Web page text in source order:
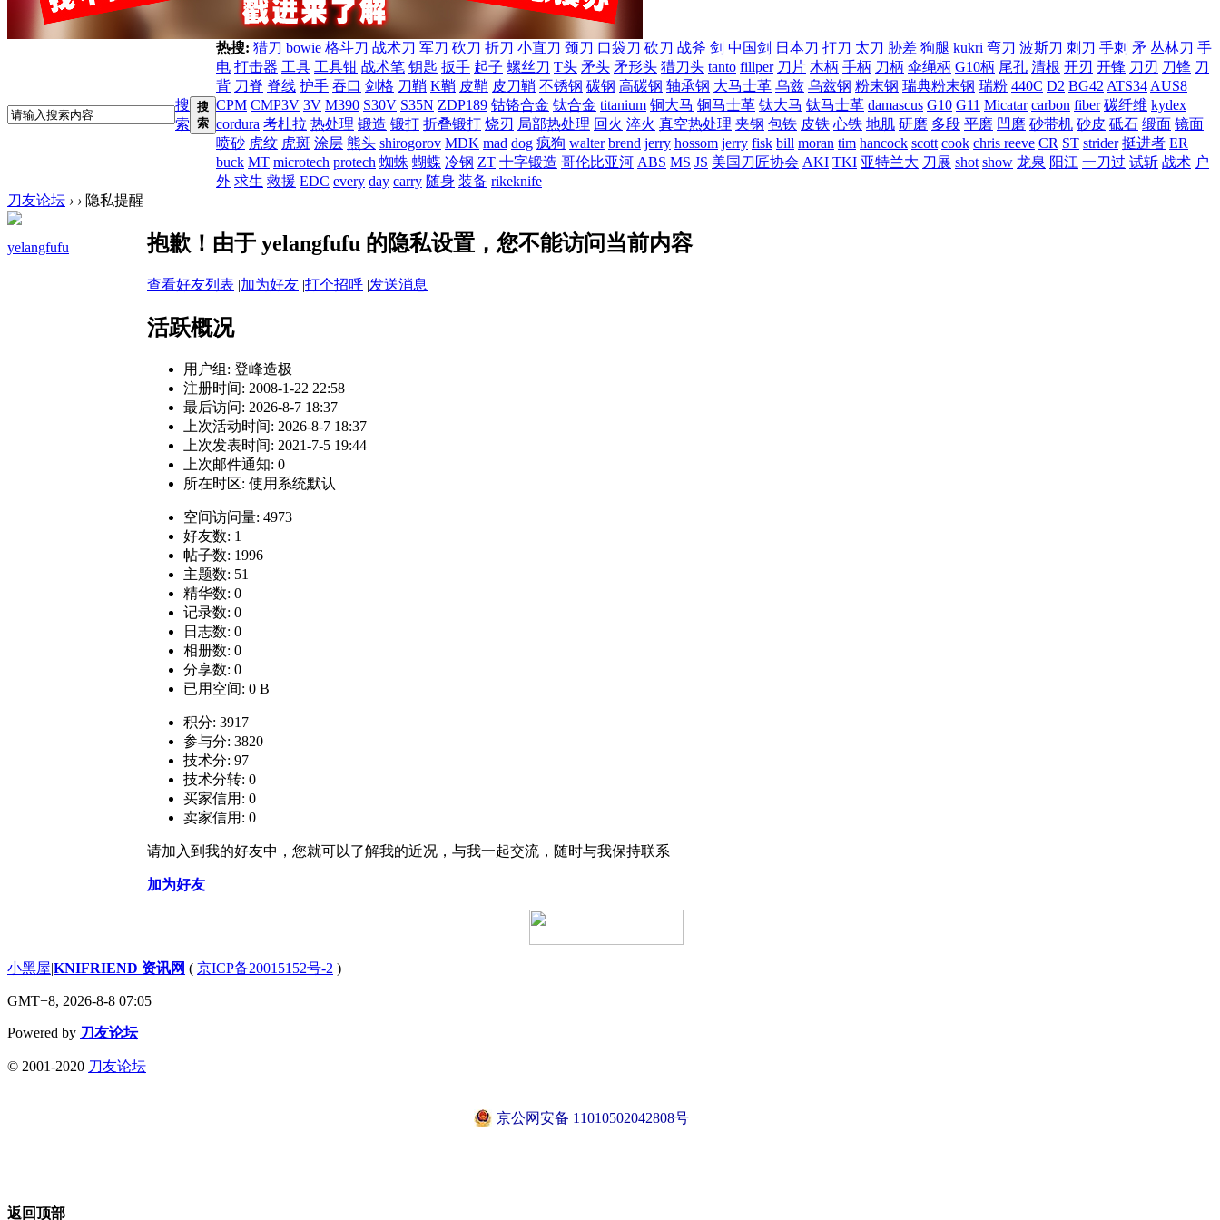
搜
索
搜
索
热搜: 猎刀 bowie 格斗刀 战术刀 军刀 砍刀 折刀 小直刀 颈刀 口袋刀 砍刀 战斧 剑 中国剑 日本刀 打刀 太刀 胁差 狗腿 kukri 弯刀 波斯刀 刺刀 手刺 矛 丛林刀 手
电 打击器 工具 工具钳 战术笔 钥匙 扳手 起子 螺丝刀 T头 矛头 矛形头 猎刀头 tanto fillper 刀片 木柄 手柄 刀柄 伞绳柄 G10柄 尾孔 清根 开刃 开锋 刀刃 刀锋 刀
背 刀脊 脊线 护手 吞口 剑格 刀鞘 K鞘 皮鞘 皮刀鞘 不锈钢 碳钢 高碳钢 轴承钢 大马士革 乌兹 乌兹钢 粉末钢 瑞典粉末钢 瑞粉 440C D2 BG42 ATS34 AUS8
CPM CMP3V 3V M390 S30V S35N ZDP189 钴铬合金 钛合金 titanium 铜大马 铜马士革 钛大马 钛马士革 damascus G10 G11 Micatar carbon fiber 碳纤维 kydex
cordura 考杜拉 热处理 锻造 锻打 折叠锻打 烧刃 局部热处理 回火 淬火 真空热处理 夹钢 包铁 皮铁 心铁 地肌 研磨 多段 平磨 凹磨 砂带机 砂皮 砥石 缎面 镜面
喷砂 虎纹 虎斑 涂层 熊头 shirogorov MDK mad dog 疯狗 walter brend jerry hossom jerry fisk bill moran tim hancock scott cook chris reeve CR ST strider 挺进者 ER
buck MT microtech protech 蜘蛛 蝴蝶 冷钢 ZT 十字锻造 哥伦比亚河 ABS MS JS 美国刀匠协会 AKI TKI 亚特兰大 刀展 shot show 龙泉 阳江 一刀过 试斩 战术 户
外 求生 救援 EDC every day carry 随身 装备 rikeknife
刀友论坛 › › 隐私提醒
yelangfufu 抱歉！由于 yelangfufu 的隐私设置，您不能访问当前内容
查看好友列表 |加为好友 |打个招呼 |发送消息
活跃概况
用户组: 登峰造极
注册时间: 2008-1-22 22:58
最后访问: 2026-8-7 18:37
上次活动时间: 2026-8-7 18:37
上次发表时间: 2021-7-5 19:44
上次邮件通知: 0
所在时区: 使用系统默认
空间访问量: 4973
好友数: 1
帖子数: 1996
主题数: 51
精华数: 0
记录数: 0
日志数: 0
相册数: 0
分享数: 0
已用空间: 0 B
积分: 3917
参与分: 3820
技术分: 97
技术分转: 0
买家信用: 0
卖家信用: 0
请加入到我的好友中，您就可以了解我的近况，与我一起交流，随时与我保持联系
加为好友
小黑屋|KNIFRIEND 资讯网 ( 京ICP备20015152号-2 )
GMT+8, 2026-8-8 07:05
Powered by 刀友论坛
© 2001-2020 刀友论坛
京公网安备 11010502042808号
返回顶部